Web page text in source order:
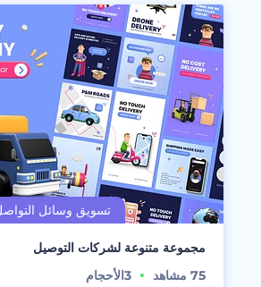
مجموعة متنوعة لشركات التوصيل
75 مشاهد 3الأحجام